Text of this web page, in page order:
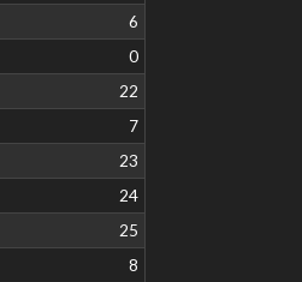
6
0
22
7
23
24
25
8